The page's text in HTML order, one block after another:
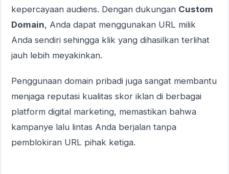
kepercayaan audiens. Dengan dukungan Custom
Domain, Anda dapat menggunakan URL milik
Anda sendiri sehingga klik yang dihasilkan terlihat
jauh lebih meyakinkan.
Penggunaan domain pribadi juga sangat membantu
menjaga reputasi kualitas skor iklan di berbagai
platform digital marketing, memastikan bahwa
kampanye lalu lintas Anda berjalan tanpa
pemblokiran URL pihak ketiga.